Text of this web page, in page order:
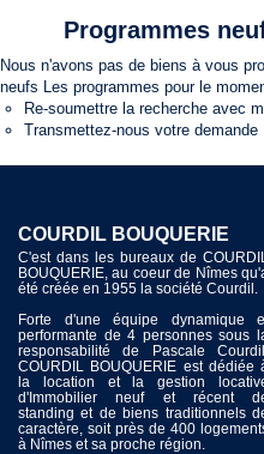
Programmes
Nous n'avons pas de biens à vous
neufs Les programmes pour le
Re-soumettre la recherche avec
Transmettez-nous votre demande
COURDIL BOUQUERIE
C'est dans les bureaux de
BOUQUERIE, au coeur de Nîmes
été créée en 1955 la société Courdil.
Forte d'une équipe dynamique
performante de 4 personnes sous
responsabilité de Pascale
COURDIL BOUQUERIE est dédiée
la location et la gestion
d'Immobilier neuf et récent
standing et de biens traditionnels
caractère, soit près de 400
à Nîmes et sa proche région.